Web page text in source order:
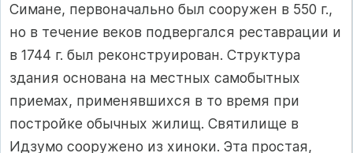
Симане, первоначально был сооружен в 550 г.,
но в течение веков подвергался реставрации и
в 1744 г. был реконструирован. Структура
здания основана на местных самобытных
приемах, применявшихся в то время при
постройке обычных жилищ. Святилище в
Идзумо сооружено из хиноки. Эта простая,